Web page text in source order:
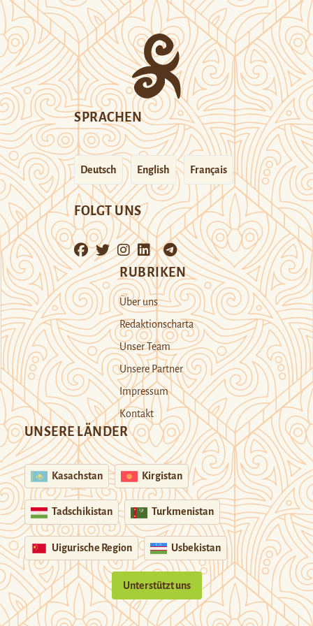
SPRACHEN
Deutsch English Français
FOLGT UNS
RUBRIKEN
Über uns
Redaktionscharta
Unser Team
Unsere Partner
Impressum
Kontakt
UNSERE LÄNDER
Kasachstan Kirgistan
Tadschikistan Turkmenistan
Uigurische Region Usbekistan
Unterstützt uns